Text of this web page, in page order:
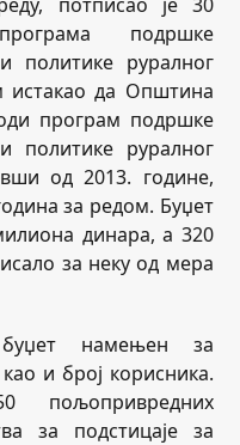
подршке
политике руралног
истакао да Општина
програм подршке
политике руралног
од 2013. године,
за редом. Буџет
динара, а 320
за неку од мера
намењен за
и број корисника.
пољопривредних
за подстицаје за